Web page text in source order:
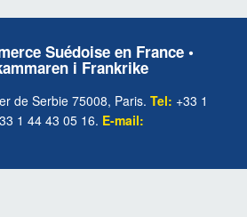
Suédoise en France •
i Frankrike
de Serbie 75008, Paris. Tel: +33 1
1 44 43 05 16. E-mail: